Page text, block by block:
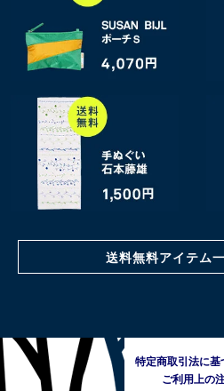
送料無料アイテム
特定商取引法に基
ご利用上の